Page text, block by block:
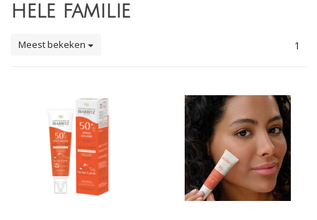
hele familie
Meest bekeken 1